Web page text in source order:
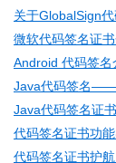
关于GlobalSign
微软代码签名证
Android 代码签名
Java代码签名
Java代码签名证
代码签名证书功
代码签名证书护